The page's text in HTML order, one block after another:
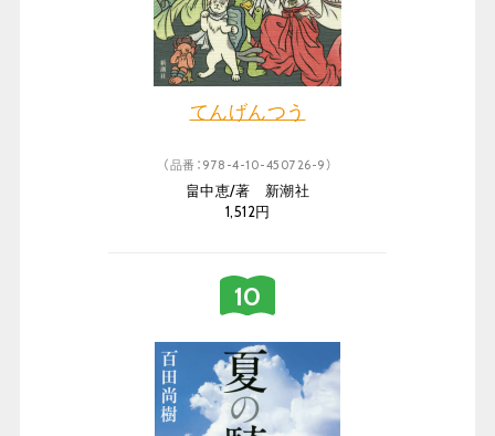
てんげんつう
（品番：978-4-10-450726-9）
畠中恵/著 新潮社
1,512円